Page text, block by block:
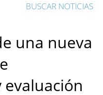
BUSCAR NOTICIAS
una nueva